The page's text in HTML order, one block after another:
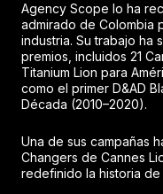
Agency Scope lo ha
admirado de Colombia
industria. Su trabajo ha
premios, incluidos 21
Titanium Lion para
como el primer D&AD
Década (2010–2020).
Una de sus campañas
Changers de Cannes
redefinido la historia